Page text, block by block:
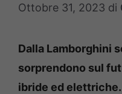
Ottobre 31, 2023 di
Dalla Lamborghini
sorprendono sul
ibride ed